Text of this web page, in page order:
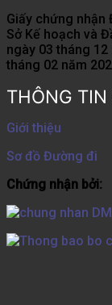
Giấy chứng nhận
Sở Kế hoạch và
ngày 03 tháng
tháng 02 năm
THÔNG
Giới thiệu
Sơ đồ Đường đi
Chứng nhận bởi: